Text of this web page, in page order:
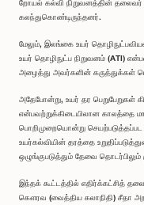
றோயல் கல்வி நிறுவனத்தின்
கலந்துகொண்டிருந்தனர்.
மேலும், இலங்கை உயர்
உயர் தொழிநுட்ப நிறுவனம் (ATI)
அழைத்து அவர்களின் கருத்துக்கள்
அதேபோன்று, உயர் தர பெறுபேறுகள்
என்பவற்றுக்கிடையிலான காலத்தை
பொறிமுறையொன்று செயற்படுத்தப்பட
உயர்கல்வியின் தரத்தை
ஒழுங்குபடுத்தும் தேவை
இந்தக் கூட்டத்தில் எதிர்க்கட்சித்
கௌரவ (வைத்திய கலாநிதி) சீதா